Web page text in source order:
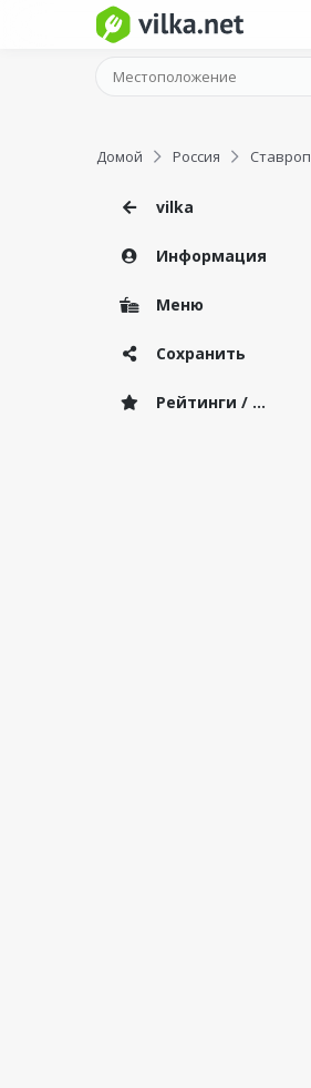
Домой Россия
vilka
Информация
Меню
Сохранить
Рейтинги / Отзывы